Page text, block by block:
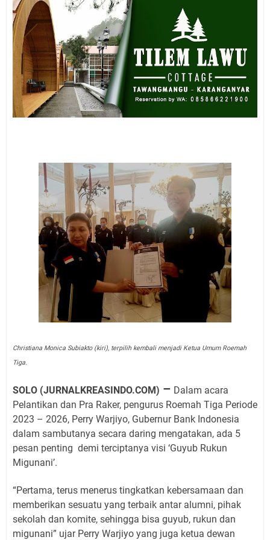
Christiana Monica Subiakto (kiri), terpilih kembali menjadi Ketua Umum Roemah
Tiga.
SOLO (JURNALKREASINDO.COM) – Dalam acara
Pelantikan dan Pra Raker, pengurus Roemah Tiga Periode
2023 – 2026, Perry Warjiyo, Gubernur Bank Indonesia
dalam sambutanya secara daring mengatakan, ada 5
pesan penting demi terciptanya visi ‘Guyub Rukun
Migunani’.
“Pertama, terus menerus tingkatkan kebersamaan dan
memberikan sesuatu yang terbaik antar alumni, pihak
sekolah dan komite, sehingga bisa guyub, rukun dan
migunani” ujar Perry Warjiyo yang juga ketua dewan